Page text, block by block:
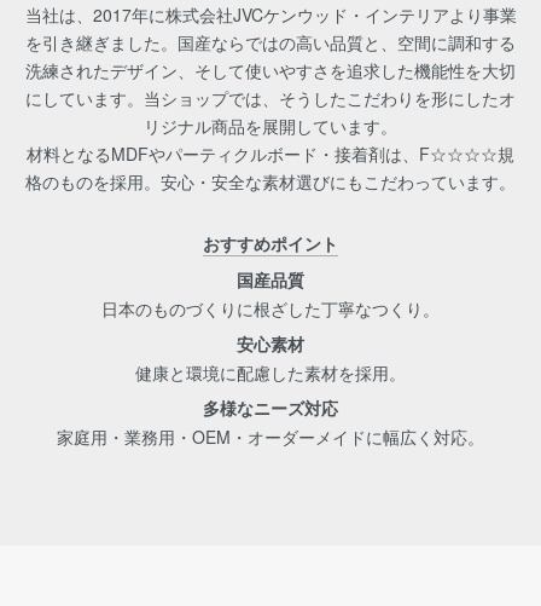
当社は、2017年に株式会社JVCケンウッド・インテリアより事業
を引き継ぎました。国産ならではの高い品質と、空間に調和する
洗練されたデザイン、そして使いやすさを追求した機能性を大切
にしています。当ショップでは、そうしたこだわりを形にしたオ
リジナル商品を展開しています。
材料となるMDFやパーティクルボード・接着剤は、F☆☆☆☆規
格のものを採用。安心・安全な素材選びにもこだわっています。
おすすめポイント
国産品質
日本のものづくりに根ざした丁寧なつくり。
安心素材
健康と環境に配慮した素材を採用。
多様なニーズ対応
家庭用・業務用・OEM・オーダーメイドに幅広く対応。